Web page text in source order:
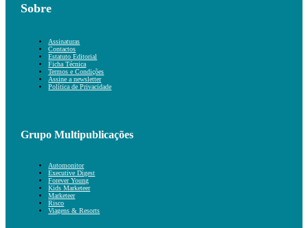
Sobre
Assinaturas
Contactos
Estatuto Editorial
Ficha Técnica
Termos e Condições
Assine a newsletter
Política de Privacidade
Grupo Multipublicações
Automonitor
Executive Digest
Forever Young
Kids Marketeer
Marketeer
Risco
Viagens & Resorts